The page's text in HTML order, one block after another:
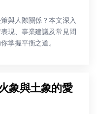
與人際關係？本文深入
現、事業建議及常見問
掌握平衡之道。
象與土象的愛